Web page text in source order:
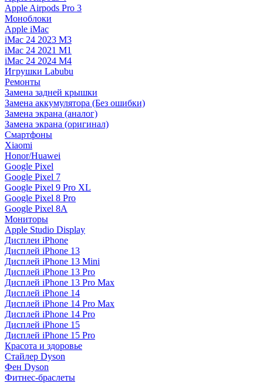
Apple Airpods Pro 3
Моноблоки
Apple iMac
iMac 24 2023 M3
iMac 24 2021 M1
iMac 24 2024 M4
Игрушки Labubu
Ремонты
Замена задней крышки
Замена аккумулятора (Без ошибки)
Замена экрана (аналог)
Замена экрана (оригинал)
Смартфоны
Xiaomi
Honor/Huawei
Google Pixel
Google Pixel 7
Google Pixel 9 Pro XL
Google Pixel 8 Pro
Google Pixel 8A
Мониторы
Apple Studio Display
Дисплеи iPhone
Дисплей iPhone 13
Дисплей iPhone 13 Mini
Дисплей iPhone 13 Pro
Дисплей iPhone 13 Pro Max
Дисплей iPhone 14
Дисплей iPhone 14 Pro Max
Дисплей iPhone 14 Pro
Дисплей iPhone 15
Дисплей iPhone 15 Pro
Красота и здоровье
Стайлер Dyson
Фен Dyson
Фитнес-браслеты